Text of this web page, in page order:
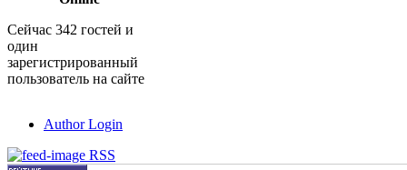
Сейчас 342 гостей и
один
зарегистрированный
пользователь на сайте
Author Login
RSS